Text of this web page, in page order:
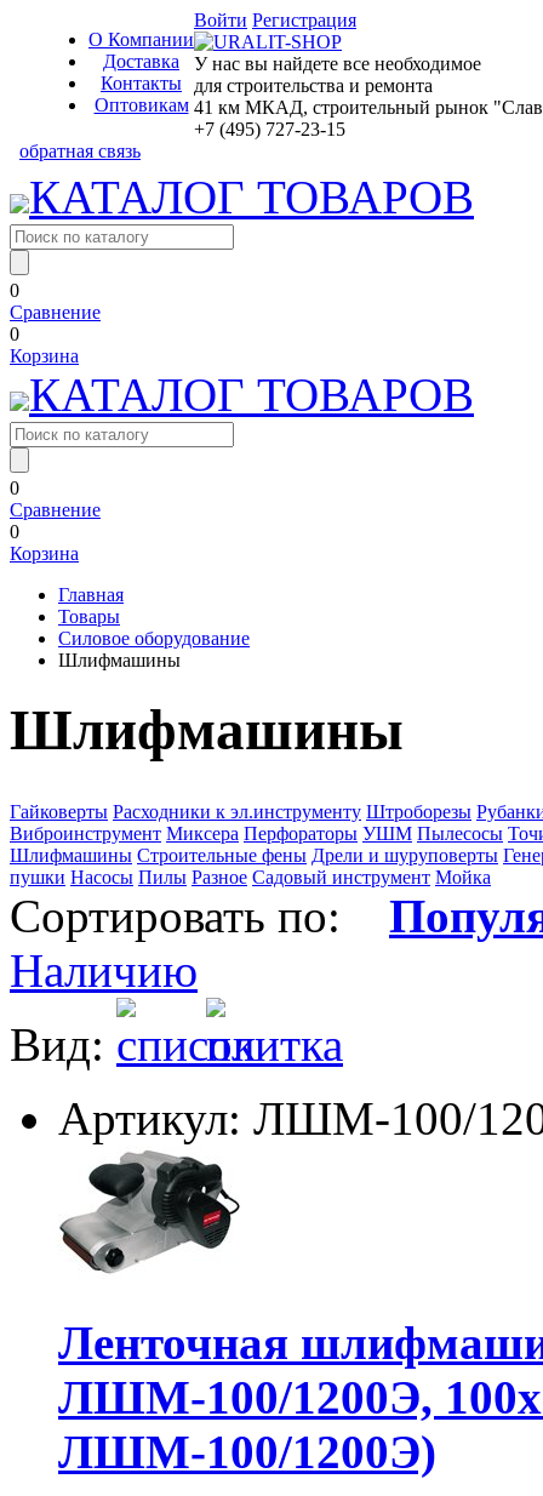
О Компании
Доставка
Контакты
Оптовикам
Войти Регистрация
У нас вы найдете все необходимое
для строительства и ремонта
41 км МКАД, строительный рынок
+7 (495) 727-23-15
обратная связь
КАТАЛОГ ТОВАРОВ
0
Сравнение
0
Корзина
КАТАЛОГ ТОВАРОВ
0
Сравнение
0
Корзина
Главная
Товары
Силовое оборудование
Шлифмашины
Шлифмашины
Гайковерты Расходники к эл.инструменту Штроборезы
Виброинструмент Миксера Перфораторы УШМ Пылесосы
Шлифмашины Строительные фены Дрели и шуруповерты
пушки Насосы Пилы Разное Садовый инструмент Мойка
Сортировать по:
Наличию
Вид:
Артикул: ЛШМ-100/
Ленточная
ЛШМ-100/1200Э,
ЛШМ-100/1200Э)